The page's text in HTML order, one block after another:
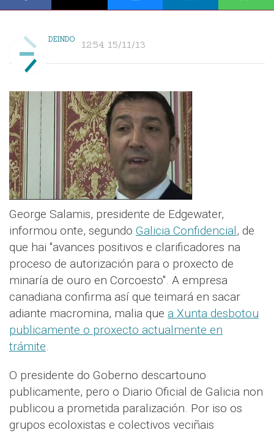
DEINDO 12:54 15/11/13
George Salamis, presidente de Edgewater,
informou onte, segundo Galicia Confidencial, de
que hai "avances positivos e clarificadores na
proceso de autorización para o proxecto de
minaría de ouro en Corcoesto". A empresa
canadiana confirma así que teimará en sacar
adiante macromina, malia que a Xunta desbotou
publicamente o proxecto actualmente en
trámite.
O presidente do Goberno descartouno
publicamente, pero o Diario Oficial de Galicia non
publicou a prometida paralización. Por iso os
grupos ecoloxistas e colectivos veciñais